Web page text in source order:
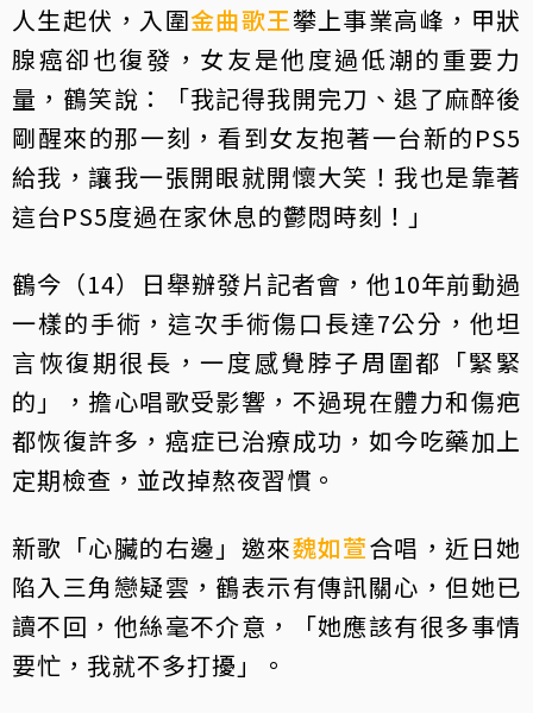
人生起伏，入圍金曲歌王攀上事業高峰，甲狀
腺癌卻也復發，女友是他度過低潮的重要力
量，鶴笑說：「我記得我開完刀、退了麻醉後
剛醒來的那一刻，看到女友抱著一台新的PS5
給我，讓我一張開眼就開懷大笑！我也是靠著
這台PS5度過在家休息的鬱悶時刻！」
鶴今（14）日舉辦發片記者會，他10年前動過
一樣的手術，這次手術傷口長達7公分，他坦
言恢復期很長，一度感覺脖子周圍都「緊緊
的」，擔心唱歌受影響，不過現在體力和傷疤
都恢復許多，癌症已治療成功，如今吃藥加上
定期檢查，並改掉熬夜習慣。
新歌「心臟的右邊」邀來魏如萱合唱，近日她
陷入三角戀疑雲，鶴表示有傳訊關心，但她已
讀不回，他絲毫不介意，「她應該有很多事情
要忙，我就不多打擾」。